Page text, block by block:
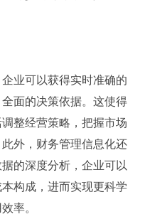
业可以获得实时准确的
面的决策依据。这使得
整经营策略，把握市场
外，财务管理信息化还
的深度分析，企业可以
构成，进而实现更科学
率。